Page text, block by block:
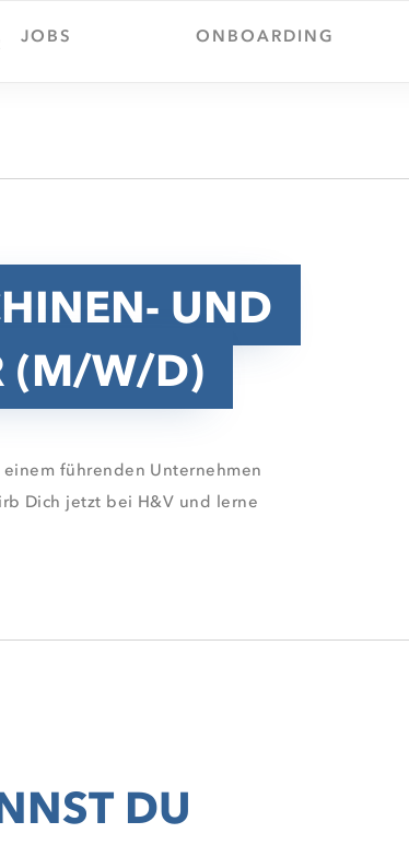
JOBS ONBOARDING
UND
(M/W/D)
führenden Unternehmen
Dich jetzt bei H&V und lerne
DU